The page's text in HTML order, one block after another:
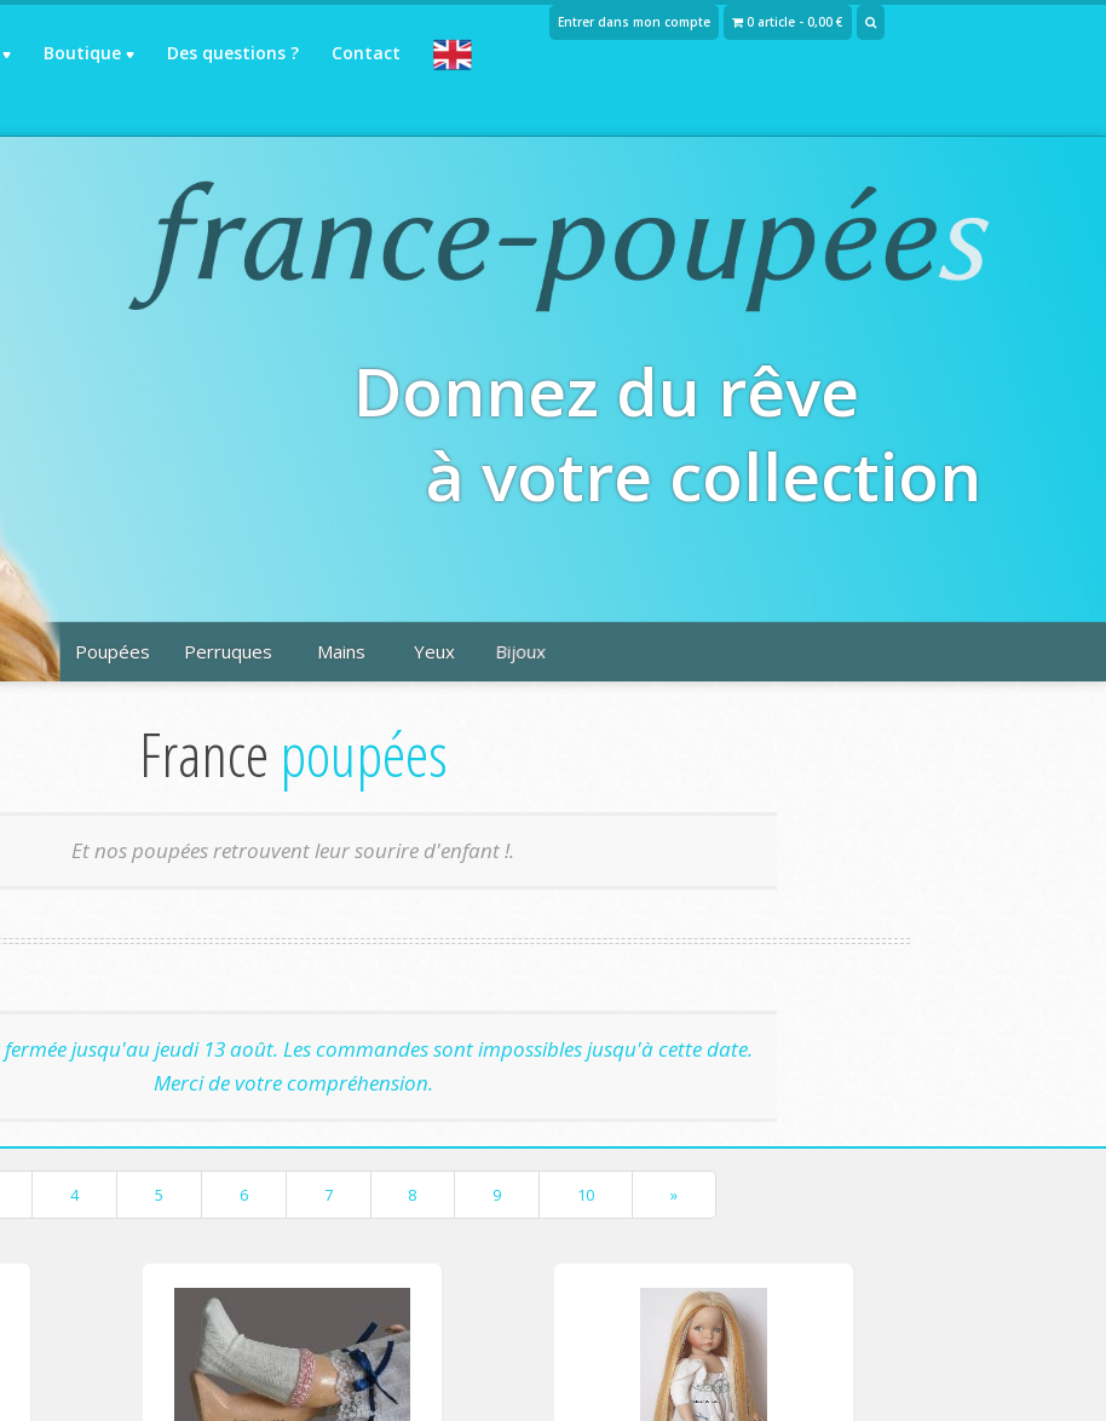
Boutique Des questions ? Contact
Entrer dans mon compte 0 article - 0,00 €
Donnez du rêve
à votre collection
Poupées Perruques Mains Yeux Bijoux
France poupées
Et nos poupées retrouvent leur sourire d'enfant !.
jusqu'au jeudi 13 août. Les commandes sont impossibles jusqu'à cette date.
Merci de votre compréhension.
4 5 6 7 8 9 10 »